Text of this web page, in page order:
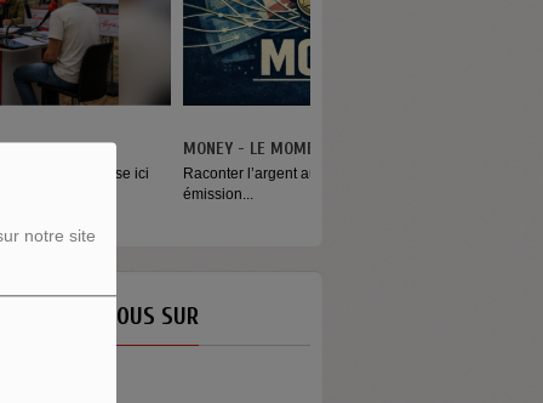
notre site
l’argent autrement Money est
NOUS SUR